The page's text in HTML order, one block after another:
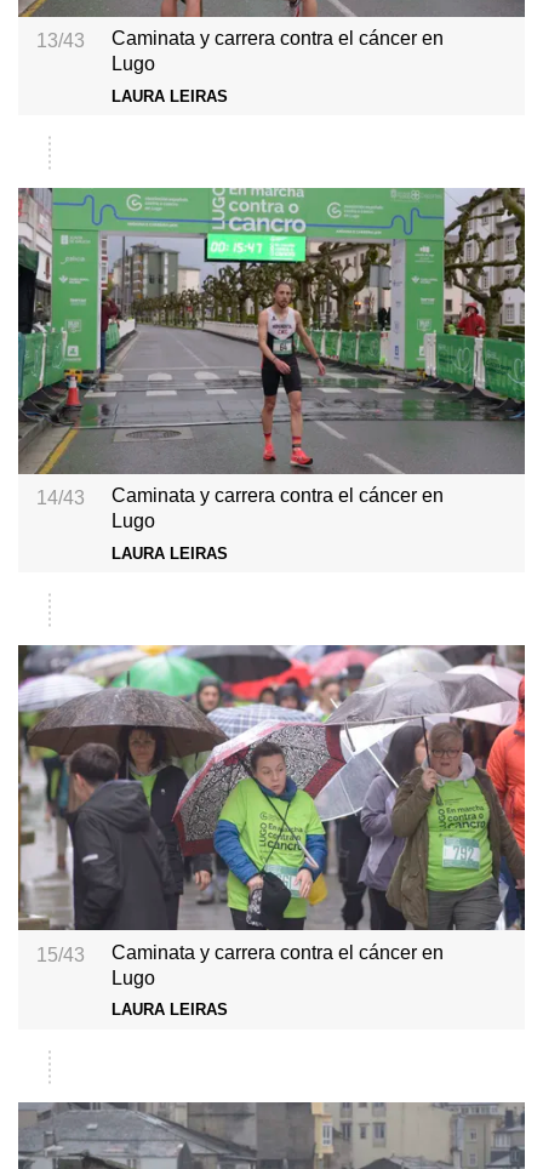
13/43
Caminata y carrera contra el cáncer en
Lugo
LAURA LEIRAS
14/43
Caminata y carrera contra el cáncer en
Lugo
LAURA LEIRAS
15/43
Caminata y carrera contra el cáncer en
Lugo
LAURA LEIRAS